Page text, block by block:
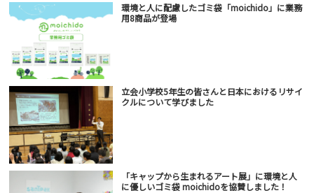
環境と人に配慮したゴミ袋「moichido」に業務
用8商品が登場
立会小学校5年生の皆さんと日本におけるリサイ
クルについて学びました
「キャップから生まれるアート展」に環境と人
に優しいゴミ袋 moichidoを協賛しました！